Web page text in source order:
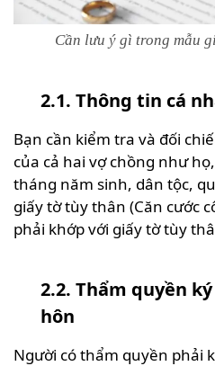
Cần lưu ý gì trong mẫu
2.1. Thông tin cá
Bạn cần kiểm tra và đối
của cả hai vợ chồng như
tháng năm sinh, dân tộc,
giấy tờ tùy thân (Căn cước
phải khớp với giấy tờ tùy
2.2. Thẩm quyền
hôn
Người có thẩm quyền phải